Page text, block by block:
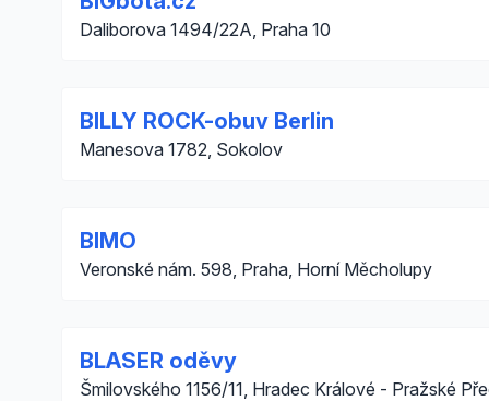
Daliborova 1494/22A, Praha 10
BILLY ROCK-obuv Berlin
Manesova 1782, Sokolov
BIMO
Veronské nám. 598, Praha, Horní Měcholupy
BLASER oděvy
Šmilovského 1156/11, Hradec Králové - Pražské